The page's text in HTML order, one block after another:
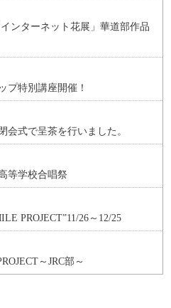
ンターネット花展」華道部作品
プ特別講座開催！
会式で呈茶を行いました。
等学校合唱祭
PROJECT”11/26～12/25
～JRC部～